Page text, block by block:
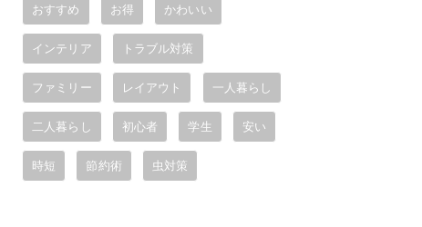
おすすめ お得 かわいい
インテリア トラブル対策
ファミリー レイアウト 一人暮らし
二人暮らし 初心者 学生 安い
時短 節約術 虫対策